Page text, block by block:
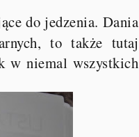
do jedzenia. Dania
to także tutaj
w niemal wszystkich